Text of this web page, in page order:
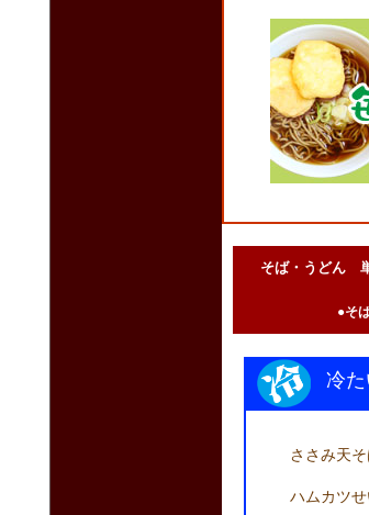
そば・うどん
●そ
冷
ささみ天
ハムカツせ